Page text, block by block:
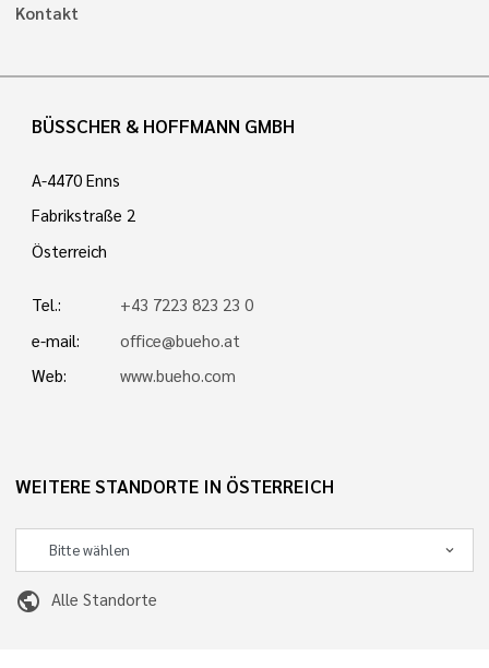
Kontakt
BÜSSCHER & HOFFMANN GMBH
A-4470 Enns
Fabrikstraße 2
Österreich
Tel.:
+43 7223 823 23 0
e-mail:
office@bueho.at
Web:
www.bueho.com
WEITERE STANDORTE IN ÖSTERREICH
public Alle Standorte